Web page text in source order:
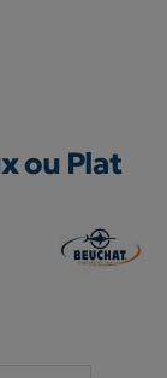
ou Plat